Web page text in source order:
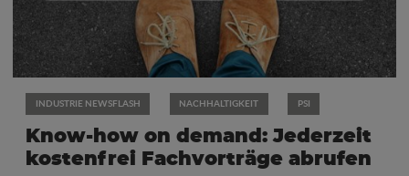
INDUSTRIE NEWSFLASH NACHHALTIGKEIT PSI
Know-how on demand: Jederzeit
kostenfrei Fachvorträge abrufen